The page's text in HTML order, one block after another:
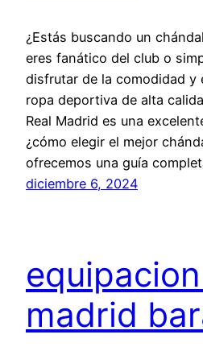
¿Estás buscando un
eres fanático del club o
disfrutar de la comodidad y
ropa deportiva de alta
Real Madrid es una
¿cómo elegir el mejor
ofrecemos una guía
diciembre 6, 2024
madrid